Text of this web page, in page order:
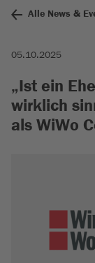
Alle News &
05.10.2025
„Ist ein
wirklich
als WiWo